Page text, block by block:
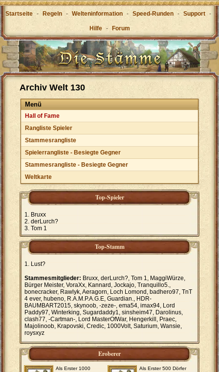
Startseite - Regeln - Welteninformation - Speed-Runden - Support -
Hilfe - Forum
Archiv Welt 130
Menü
Hall of Fame
Rangliste Spieler
Stammesrangliste
Spielerrangliste - Besiegte Gegner
Stammesrangliste - Besiegte Gegner
Weltkarte
Top-Spieler
Bruxx
derLurch?
Tom 1
Top-Stamm
Lust?
Stammesmitglieder: Bruxx, derLurch?, Tom 1, MaggiWürze,
Bürger Meister, VoraXx, Kannard, Jockajo, Tranquillo5.,
bonecracker, Rawlyk, Aeragorn, Loch Lomond, badhero97, TnT
4 ever, hubeno, R.A.M.P.A.G.E, Guardian., HDR-
BAUMBART2015, skynoob, -zeze-, ema54, imax94, Lord
Paddy97, Winterking, Sugardaddy1, sinsheim47, Darolinus,
clash77, -Cartman-, Lord MasterOfWar, Hengerkill, Praec,
Majolinoob, Krapovski, Credic, 1000Volt, Saturium, Wansie,
roysxyz
Eroberer
Als Erster 1000
Als Erster 500 Dörfer